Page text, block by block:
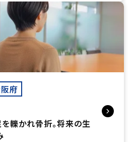
府
轢かれ骨折。将来の生